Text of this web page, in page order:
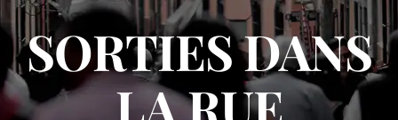
SORTIES DANS
LA RUE